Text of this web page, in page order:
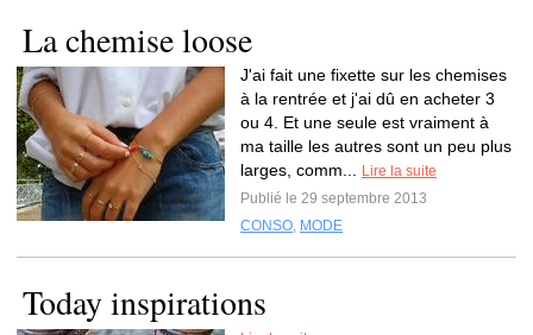
La chemise loose
J'ai fait une fixette sur les chemises
à la rentrée et j'ai dû en acheter 3
ou 4. Et une seule est vraiment à
ma taille les autres sont un peu plus
larges, comm...
Lire la suite
Publié le 29 septembre 2013
CONSO, MODE
Today inspirations